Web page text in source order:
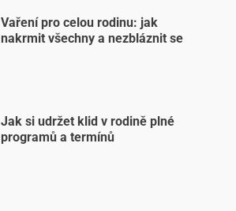
Vaření pro celou rodinu: jak
nakrmit všechny a nezbláznit se
Jak si udržet klid v rodině plné
programů a termínů